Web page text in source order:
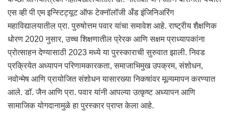
एस व्ही पी एम इन्स्टिट्यूट ऑफ टेक्नॉलॉजी अँड इंजिनिअरिंग
महाविद्यालयातील प्रा. पुरुषोत्तम पवार यांचा समावेश आहे. राष्ट्रीय शैक्षणिक
धोरण 2020 नुसार, उच्च शिक्षणातील प्रेरक आणि सक्षम प्राध्यापकांना
प्रोत्साहन देण्यासाठी 2023 मध्ये या पुरस्काराची सुरुवात झाली. निवड
प्रक्रियेत अध्यापन परिणामकारकता, समाजाभिमुख उपक्रम, संशोधन,
नवोन्मेष आणि प्रायोजित संशोधन यासारख्या निकषांवर मूल्यमापन करण्यात
आले. डॉ. जैन आणि प्रा. पवार यांनी आपल्या उत्कृष्ट अध्यापन आणि
सामाजिक योगदानामुळे हा पुरस्कार प्राप्त केला आहे.